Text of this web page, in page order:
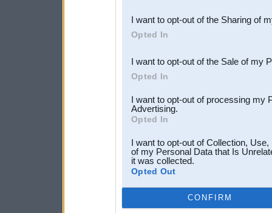
Downstream Participants
third parties.
I want to opt-out of the Sharing of
Opted In
I want to opt-out of the Sale of my
Opted In
I want to opt-out of processing my
Advertising.
Opted In
I want to opt-out of Collection,
of my Personal Data that Is
it was collected.
Opted Out
CONFIRM